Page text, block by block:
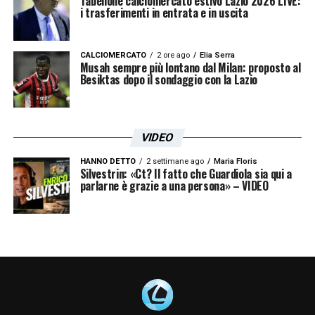
obiettivi europei. In casaLazio, quindi, il
2026 inizia con una sfida doppia: gestire le
difficoltà legate alle assenze e sfruttare al
massimo le opportunità che la rosa offre,
dimostrando che anche chi ha giocato meno
Il match contro la Cremonese sarà il primo
test concreto di questo nuovo corso, con
Pedro e Noslin pronti a dimostrare che la
LA PLAYLIST DELLE NOSTRE TOP NEWS
i trasferimenti in entrata e in uscita
CALCIOMERCATO 2 ore ago Elia Serra
Musah sempre più lontano dal Milan: proposto al
Besiktas dopo il sondaggio con la Lazio
VIDEO
HANNO DETTO 2 settimane ago Maria Floris
Silvestrin: «Ct? Il fatto che Guardiola sia qui a
parlarne è grazie a una persona» – VIDEO